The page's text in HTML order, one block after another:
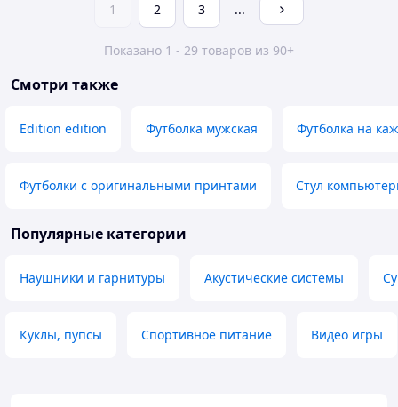
1 2 3 ...
Показано 1 - 29 товаров из 90+
Смотри также
Edition edition Футболка мужская Футболка на
Футболки с оригинальными принтами Стул
Популярные категории
Наушники и гарнитуры Акустические системы
Куклы, пупсы Спортивное питание Видео игры